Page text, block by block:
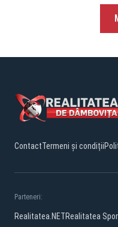
ContactTermeni și condiții
Parteneri:
Realitatea.NETRealitatea